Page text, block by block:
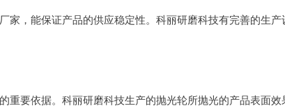
家，能保证产品的供应稳定性。科丽研磨科技有完善的生
重要依据。科丽研磨科技生产的抛光轮所抛光的产品表面